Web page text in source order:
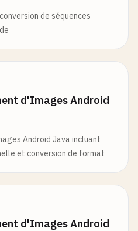
de séquences
d'Images Android
Android Java incluant
et conversion de format
d'Images Android